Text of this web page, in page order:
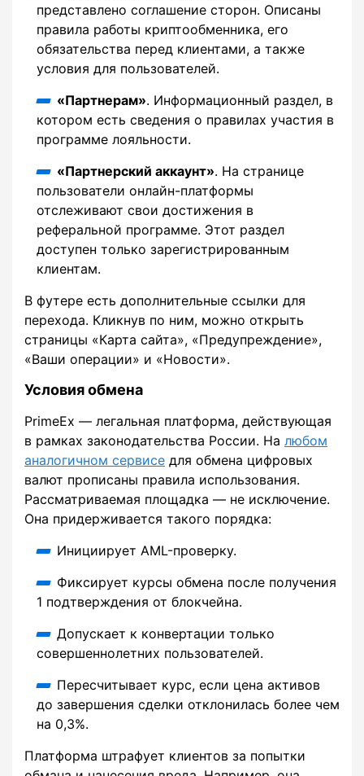
представлено соглашение сторон. Описаны
правила работы криптообменника, его
обязательства перед клиентами, а также
условия для пользователей.
«Партнерам». Информационный раздел, в
котором есть сведения о правилах участия в
программе лояльности.
«Партнерский аккаунт». На странице
пользователи онлайн-платформы
отслеживают свои достижения в
реферальной программе. Этот раздел
доступен только зарегистрированным
клиентам.
В футере есть дополнительные ссылки для
перехода. Кликнув по ним, можно открыть
страницы «Карта сайта», «Предупреждение»,
«Ваши операции» и «Новости».
Условия обмена
PrimeEx — легальная платформа, действующая
в рамках законодательства России. На любом
аналогичном сервисе для обмена цифровых
валют прописаны правила использования.
Рассматриваемая площадка — не исключение.
Она придерживается такого порядка:
Инициирует AML-проверку.
Фиксирует курсы обмена после получения
1 подтверждения от блокчейна.
Допускает к конвертации только
совершеннолетних пользователей.
Пересчитывает курс, если цена активов
до завершения сделки отклонилась более чем
на 0,3%.
Платформа штрафует клиентов за попытки